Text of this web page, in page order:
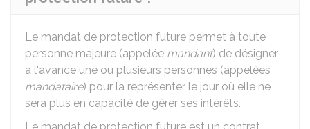
Le mandat de protection future permet à toute
personne majeure (appelée mandant) de désigner
à l'avance une ou plusieurs personnes (appelées
mandataire) pour la représenter le jour où elle ne
sera plus en capacité de gérer ses intérêts.